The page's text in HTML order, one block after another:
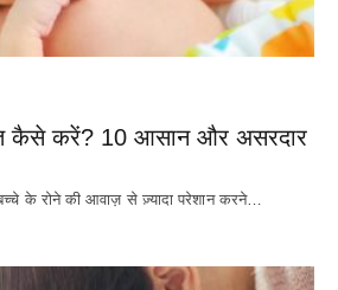
कैसे करें? 10 आसान और असरदार
के रोने की आवाज़ से ज़्यादा परेशान करने…